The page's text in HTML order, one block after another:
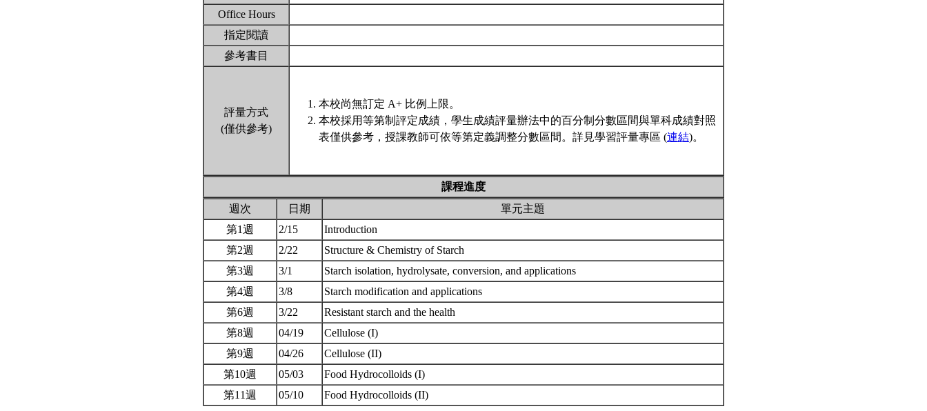
Office Hours
指定閱讀
參考書目
評量方式
(僅供參考)
本校尚無訂定 A+ 比例上限。
本校採用等第制評定成績，學生成績評量辦法中的百分制分數區間與單科成績對照
表僅供參考，授課教師可依等第定義調整分數區間。詳見學習評量專區 (連結)。
課程進度
週次
日期
單元主題
第1週
2/15
Introduction
第2週
2/22
Structure & Chemistry of Starch
第3週
3/1
Starch isolation, hydrolysate, conversion, and applications
第4週
3/8
Starch modification and applications
第6週
3/22
Resistant starch and the health
第8週
04/19
Cellulose (I)
第9週
04/26
Cellulose (II)
第10週
05/03
Food Hydrocolloids (I)
第11週
05/10 Food Hydrocolloids (II)